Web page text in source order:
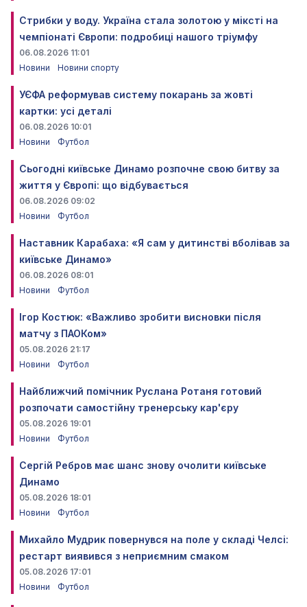
Стрибки у воду. Україна стала золотою у міксті на
чемпіонаті Європи: подробиці нашого тріумфу
06.08.2026 11:01
Новини
Новини спорту
УЄФА реформував систему покарань за жовті
картки: усі деталі
06.08.2026 10:01
Новини
Футбол
Сьогодні київське Динамо розпочне свою битву за
життя у Європі: що відбувається
06.08.2026 09:02
Новини
Футбол
Наставник Карабаха: «Я сам у дитинстві вболівав за
київське Динамо»
06.08.2026 08:01
Новини
Футбол
Ігор Костюк: «Важливо зробити висновки після
матчу з ПАОКом»
05.08.2026 21:17
Новини
Футбол
Найближчий помічник Руслана Ротаня готовий
розпочати самостійну тренерську кар'єру
05.08.2026 19:01
Новини
Футбол
Сергій Ребров має шанс знову очолити київське
Динамо
05.08.2026 18:01
Новини
Футбол
Михайло Мудрик повернувся на поле у складі Челсі:
рестарт виявився з неприємним смаком
05.08.2026 17:01
Новини
Футбол